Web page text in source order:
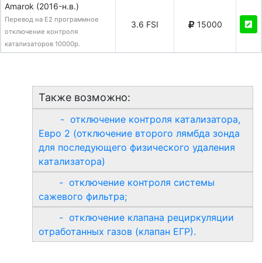
Amarok (2016-н.в.)
Перевод на E2 программное
отключение контроля
катализаторов 10000р.
3.6 FSI 15000
Также возможно:
- отключение контроля катализатора,
Евро 2 (отключение второго лямбда зонда
для последующего физического удаления
катализатора)
- отключение контроля системы
сажевого фильтра;
- отключение клапана рециркуляции
отработанных газов (клапан ЕГР).